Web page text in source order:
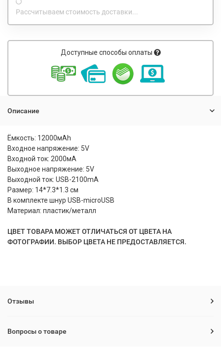
Рассчитываем стоимость доставки...
Доступные способы оплаты
Описание
Ёмкость: 12000мАh
Входное напряжение: 5V
Входной ток: 2000мА
Выходное напряжение: 5V
Выходной ток: USB-2100mA
Размер: 14*7.3*1.3 см
В комплекте шнур USB-microUSB
Материал: пластик/металл
ЦВЕТ ТОВАРА МОЖЕТ ОТЛИЧАТЬСЯ ОТ ЦВЕТА НА
ФОТОГРАФИИ. ВЫБОР ЦВЕТА НЕ ПРЕДОСТАВЛЯЕТСЯ.
Отзывы
Вопросы о товаре